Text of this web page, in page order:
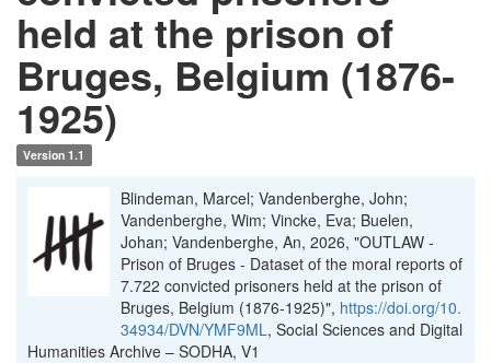
held at the prison of
Bruges, Belgium (1876-
1925)
Version 1.1
Blindeman, Marcel; Vandenberghe, John;
Vandenberghe, Wim; Vincke, Eva; Buelen,
Johan; Vandenberghe, An, 2026, "OUTLAW -
Prison of Bruges - Dataset of the moral reports of
7.722 convicted prisoners held at the prison of
Bruges, Belgium (1876-1925)", https://doi.org/10.
34934/DVN/YMF9ML, Social Sciences and Digital
Humanities Archive – SODHA, V1